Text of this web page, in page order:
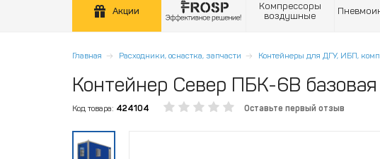
Акции
Компрессоры
воздушные
Главная Расходники, оснастка, запчасти Контейнеры для ДГУ, ИБП,
Контейнер Север ПБК-6В
Код товара: 424104 Оставьте первый отзыв